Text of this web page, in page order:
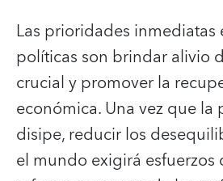
Las prioridades inmediatas
políticas son brindar alivio
crucial y promover la
económica. Una vez que la
disipe, reducir los
el mundo exigirá esfuerzos